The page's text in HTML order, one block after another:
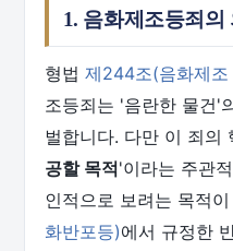
1. 음화제조등죄의
형법 제244조(음화제조
조등죄는 '음란한 물건'
벌합니다. 다만 이 죄의
공할 목적'이라는 주관
인적으로 보려는 목적
화반포등)에서 규정한